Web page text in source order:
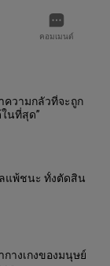
คอมเมนต์
ความกลัวที่จะถูก
นที่สุด”
แพ้ชนะ ทั้งตัดสิน
กางเกงของมนุษย์